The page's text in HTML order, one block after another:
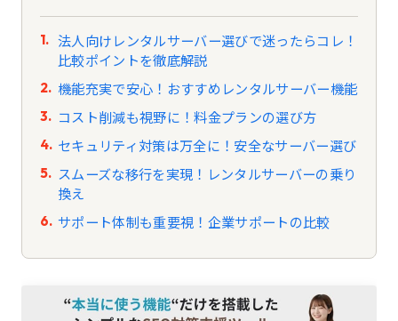
法人向けレンタルサーバー選びで迷ったらコレ！
比較ポイントを徹底解説
機能充実で安心！おすすめレンタルサーバー機能
コスト削減も視野に！料金プランの選び方
セキュリティ対策は万全に！安全なサーバー選び
スムーズな移行を実現！レンタルサーバーの乗り
換え
サポート体制も重要視！企業サポートの比較